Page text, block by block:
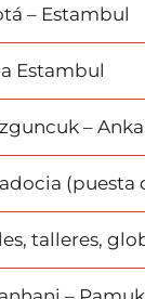
– Estambul
Estambul
–
talleres,